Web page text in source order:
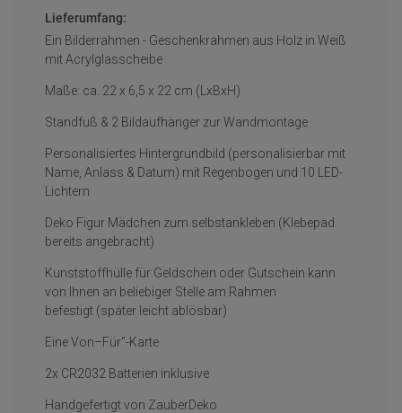
Lieferumfang:
Ein Bilderrahmen - Geschenkrahmen aus Holz in Weiß
mit Acrylglasscheibe
Maße: ca. 22 x 6,5 x 22 cm (LxBxH)
Standfuß & 2 Bildaufhänger zur Wandmontage
Personalisiertes Hintergrundbild (personalisierbar mit
Name, Anlass & Datum) mit Regenbogen und 10 LED-
Lichtern
Deko Figur Mädchen zum selbstankleben (Klebepad
bereits angebracht)
Kunststoffhülle für Geldschein oder Gutschein kann
von Ihnen an beliebiger Stelle am Rahmen
befestigt (später leicht ablösbar)
Eine Von–Für“-Karte
2x CR2032 Batterien inklusive
Handgefertigt von ZauberDeko